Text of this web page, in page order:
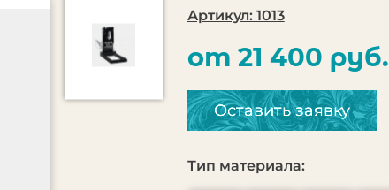
Артикул: 1013
от 21 400 руб.
Оставить заявку
Тип материала: